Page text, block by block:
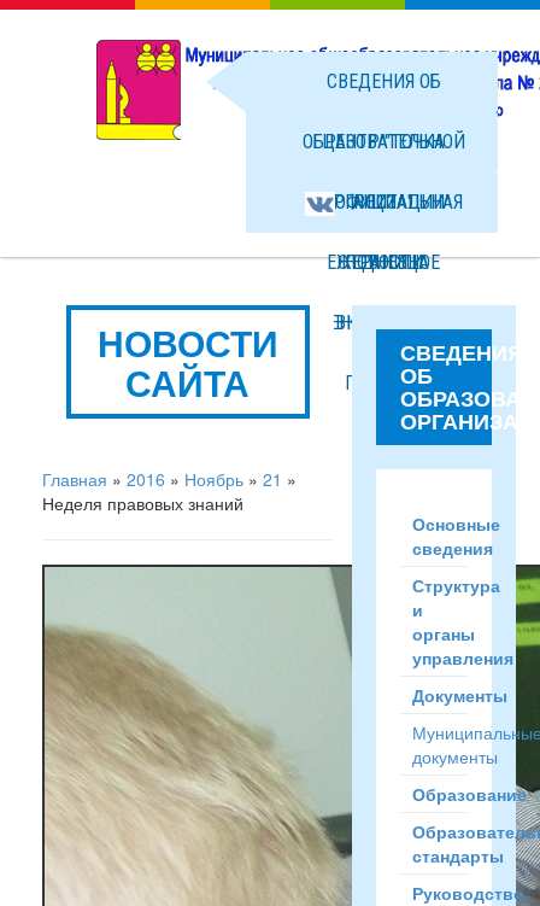
СВЕДЕНИЯ ОБ
ОБРАЗОВАТЕЛЬНОЙ
ОРГАНИЗАЦИИ
НОВОСТИ
ФАЙЛЫ
ЦЕНТР "ТОЧКА
РОСТА"
ЕЖЕДНЕВНОЕ
МЕНЮ ГОРЯЧЕГО
ПИТАНИЯ
ОФИЦИАЛЬНАЯ
СТРАНИЦА
ВКОНТАКТЕ
НОВОСТИ
САЙТА
Главная » 2016 » Ноябрь » 21 »
Неделя правовых знаний
СВЕДЕНИЯ
ОБ
Основные
сведения
Структура
и
органы
управления
Документы
документы
Образование
стандарты
Руководство